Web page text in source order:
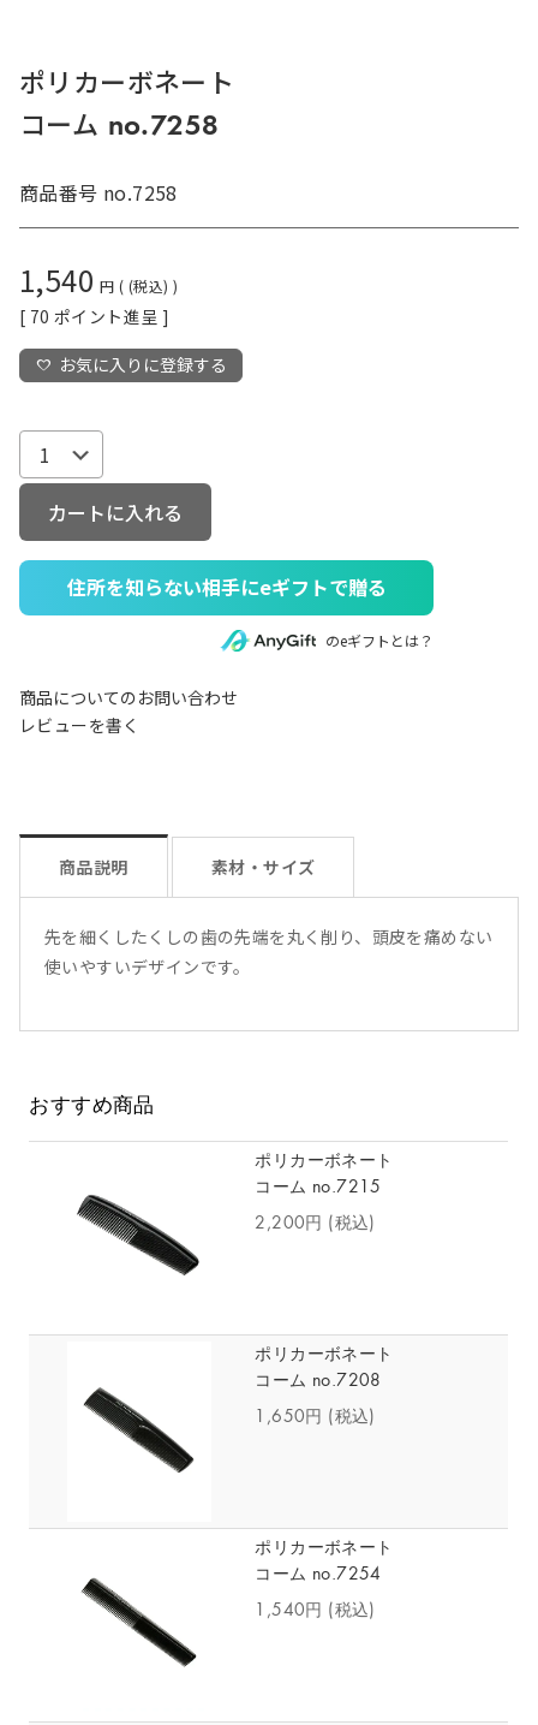
ポリカーボネート
コーム no.7258
商品番号 no.7258
1,540 税込
[ 70 ポイント進呈 ]
お気に入りに登録する
カートに入れる
住所を知らない相手にeギフトで贈る
のeギフトとは？
商品についてのお問い合わせ
レビューを書く
商品説明 素材・サイズ
先を細くしたくしの歯の先端を丸く削り、頭皮を痛めない
使いやすいデザインです。
おすすめ商品
ポリカーボネート
コーム no.7215
2,200円 (税込)
ポリカーボネート
コーム no.7208
1,650円 (税込)
ポリカーボネート
コーム no.7254
1,540円 (税込)